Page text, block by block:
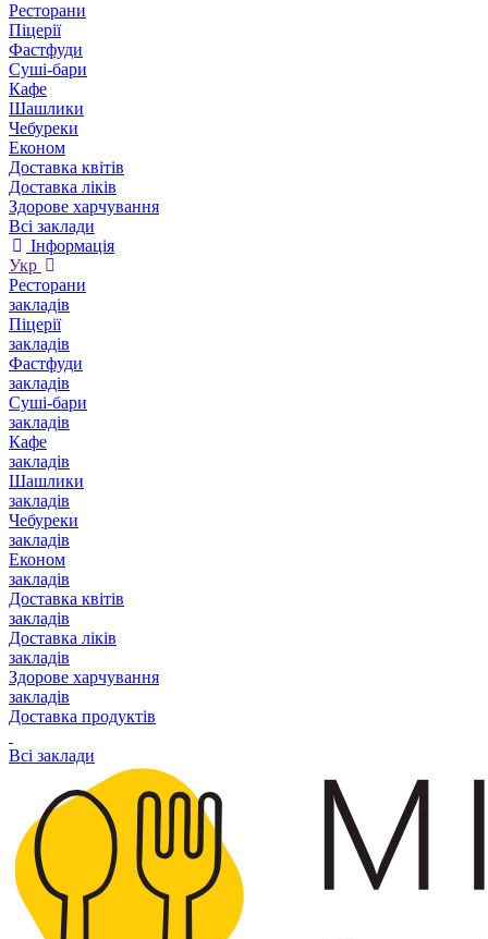
Ресторани
Піцерії
Фастфуди
Суші-бари
Кафе
Шашлики
Чебуреки
Економ
Доставка квітів
Доставка ліків
Здорове харчування
Всі заклади
Інформація
Укр
Ресторани
закладів
Піцерії
закладів
Фастфуди
закладів
Суші-бари
закладів
Кафе
закладів
Шашлики
закладів
Чебуреки
закладів
Економ
закладів
Доставка квітів
закладів
Доставка ліків
закладів
Здорове харчування
закладів
Доставка продуктів
Всі заклади